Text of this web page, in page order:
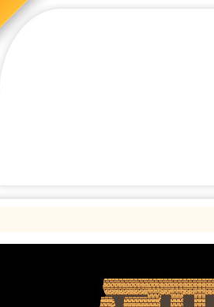
で遊ぼう！ 迷路生成編 -